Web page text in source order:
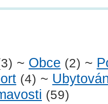
~ Obce (2) ~
(4) ~
(59)